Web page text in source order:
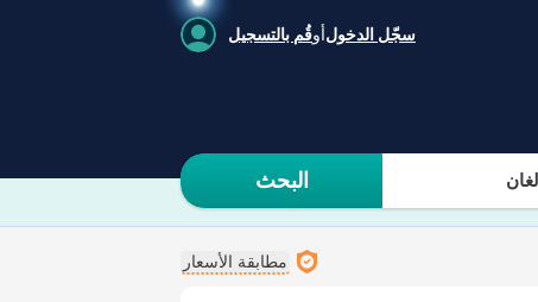
سجّل الدخولأوقُم بالتسجيل
البحث
مطابقة الأسعار